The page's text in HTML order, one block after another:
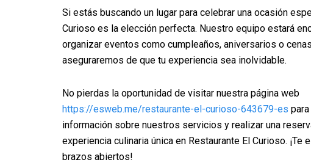
Si estás buscando un lugar para celebrar una ocasión
Curioso es la elección perfecta. Nuestro equipo estará
organizar eventos como cumpleaños, aniversarios o
aseguraremos de que tu experiencia sea inolvidable.
No pierdas la oportunidad de visitar nuestra página web
https://esweb.me/restaurante-el-curioso-643679-es
información sobre nuestros servicios y realizar una
experiencia culinaria única en Restaurante El Curioso. ¡Te
brazos abiertos!